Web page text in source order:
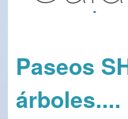
Paseos
árboles....